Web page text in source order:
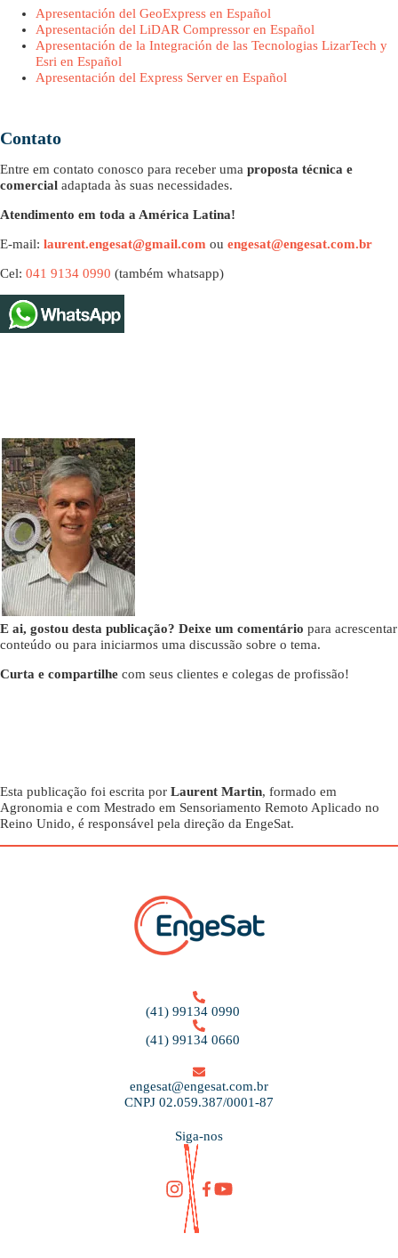
Apresentación del GeoExpress en Español
Apresentación del LiDAR Compressor en Español
Apresentación de la Integración de las Tecnologias LizarTech y
Esri en Español
Apresentación del Express Server en Español
Contato
Entre em contato conosco para receber uma proposta técnica e
comercial adaptada às suas necessidades.
Atendimento em toda a América Latina!
E-mail: laurent.engesat@gmail.com ou engesat@engesat.com.br
Cel: 041 9134 0990 (também whatsapp)
E ai, gostou desta publicação? Deixe um comentário para acrescentar
conteúdo ou para iniciarmos uma discussão sobre o tema.
Curta e compartilhe com seus clientes e colegas de profissão!
Esta publicação foi escrita por Laurent Martin, formado em
Agronomia e com Mestrado em Sensoriamento Remoto Aplicado no
Reino Unido, é responsável pela direção da EngeSat.
(41) 99134 0990
(41) 99134 0660
engesat@engesat.com.br
CNPJ 02.059.387/0001-87
Siga-nos